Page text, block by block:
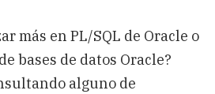
más en PL/SQL de Oracle o
bases de datos Oracle?
alguno de